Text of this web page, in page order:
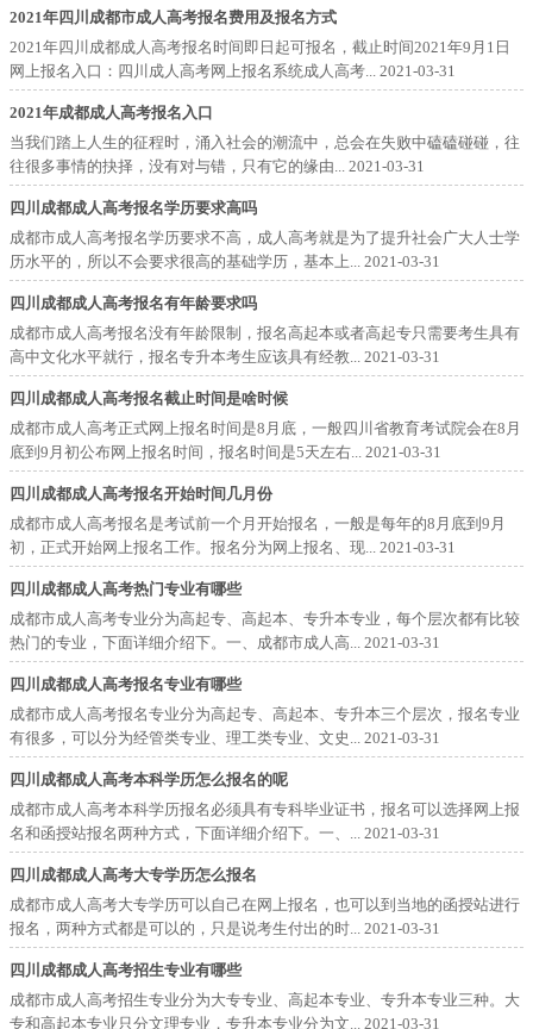
2021年四川成都市成人高考报名费用及报名方式
2021年四川成都成人高考报名时间即日起可报名，截止时间2021年9月1日
网上报名入口：四川成人高考网上报名系统成人高考... 2021-03-31
2021年成都成人高考报名入口
当我们踏上人生的征程时，涌入社会的潮流中，总会在失败中磕磕碰碰，往
往很多事情的抉择，没有对与错，只有它的缘由... 2021-03-31
四川成都成人高考报名学历要求高吗
成都市成人高考报名学历要求不高，成人高考就是为了提升社会广大人士学
历水平的，所以不会要求很高的基础学历，基本上... 2021-03-31
四川成都成人高考报名有年龄要求吗
成都市成人高考报名没有年龄限制，报名高起本或者高起专只需要考生具有
高中文化水平就行，报名专升本考生应该具有经教... 2021-03-31
四川成都成人高考报名截止时间是啥时候
成都市成人高考正式网上报名时间是8月底，一般四川省教育考试院会在8月
底到9月初公布网上报名时间，报名时间是5天左右... 2021-03-31
四川成都成人高考报名开始时间几月份
成都市成人高考报名是考试前一个月开始报名，一般是每年的8月底到9月
初，正式开始网上报名工作。报名分为网上报名、现... 2021-03-31
四川成都成人高考热门专业有哪些
成都市成人高考专业分为高起专、高起本、专升本专业，每个层次都有比较
热门的专业，下面详细介绍下。一、成都市成人高... 2021-03-31
四川成都成人高考报名专业有哪些
成都市成人高考报名专业分为高起专、高起本、专升本三个层次，报名专业
有很多，可以分为经管类专业、理工类专业、文史... 2021-03-31
四川成都成人高考本科学历怎么报名的呢
成都市成人高考本科学历报名必须具有专科毕业证书，报名可以选择网上报
名和函授站报名两种方式，下面详细介绍下。一、... 2021-03-31
四川成都成人高考大专学历怎么报名
成都市成人高考大专学历可以自己在网上报名，也可以到当地的函授站进行
报名，两种方式都是可以的，只是说考生付出的时... 2021-03-31
四川成都成人高考招生专业有哪些
成都市成人高考招生专业分为大专专业、高起本专业、专升本专业三种。大
专和高起本专业只分文理专业，专升本专业分为文... 2021-03-31